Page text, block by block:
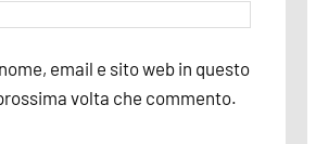
email e sito web in questo
volta che commento.